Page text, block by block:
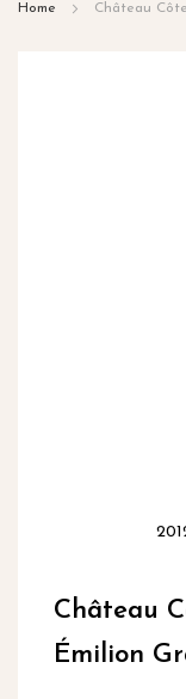
Home Château
het
begin
van
Château
Émilion